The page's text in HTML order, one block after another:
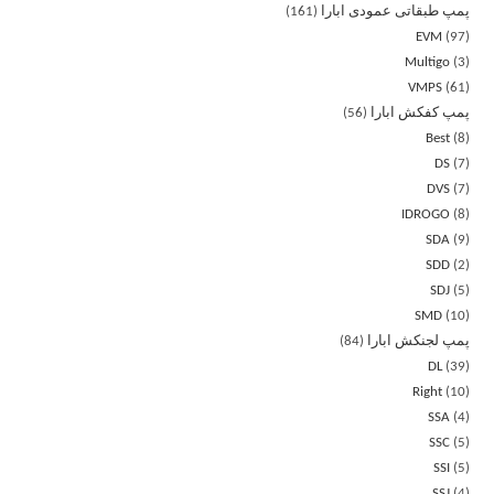
پمپ طبقاتی عمودی ابارا
161
EVM
97
Multigo 3
VMPS 61
پمپ کفکش ابارا
56
Best 8
DS 7
DVS 7
IDROGO
8
SDA
9
SDD 2
SDJ
5
SMD
10
پمپ لجنکش ابارا
84
DL 39
Right
10
SSA 4
SSC
5
SSI
5